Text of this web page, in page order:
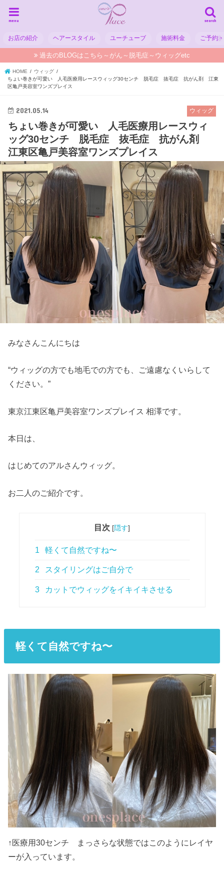
search
menu
お店の紹介 ヘアースタイル ユーチューブ 施術料金 ご予約
過去のBLOGはこちら～がん～脱毛症～ウィッグetc
HOME
ウィッグ
ちょい巻きが可愛い 人毛医療用レースウィッグ30センチ 脱毛症 抜毛症 抗がん剤 江東
区亀戸美容室ワンズプレイス
ウィッグ
2021.05.14
ちょい巻きが可愛い 人毛医療用レースウィ
ッグ30センチ 脱毛症 抜毛症 抗がん剤
江東区亀戸美容室ワンズプレイス
みなさんこんにちは
“ウィッグの方でも地毛での方でも、ご遠慮なくいらして
ください。”
東京江東区亀戸美容室ワンズプレイス 相澤です。
本日は、
はじめてのアルさんウィッグ。
お二人のご紹介です。
目次 [隠す]
1 軽くて自然ですね〜
2 スタイリングはご自分で
3 カットでウィッグをイキイキさせる
軽くて 自然ですね〜
↑医療用30センチ まっさらな状態ではこのようにレイヤ
ーが入っています。